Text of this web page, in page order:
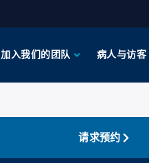
加入我们的团队 病人与访客
请求预约